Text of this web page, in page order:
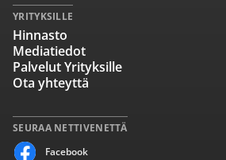
SEURAA NETTIVENETTÄ
Facebook
YRITYKSILLE
Hinnasto
Mediatiedot
Palvelut Yrityksille
Ota yhteyttä